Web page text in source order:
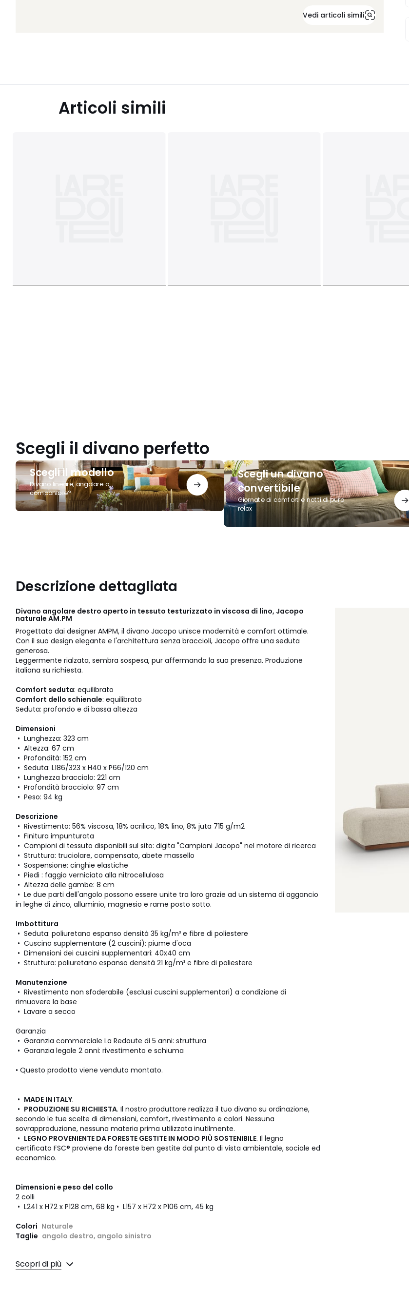
Vedi articoli simili
Articoli simili
Scegli il divano perfetto
Scegli il modello
Divano lineare, angolare o
componibile?
Scegli
il
modello
Scegli un divano
convertibile
Giornate di comfort e notti di puro
relax
Scegli
un
divano
convertibile
Descrizione dettagliata
Divano angolare destro aperto in tessuto testurizzato in viscosa di lino, Jacopo
naturale AM.PM
Progettato dai designer AMPM, il divano Jacopo unisce modernità e comfort ottimale.
Con il suo design elegante e l'architettura senza braccioli, Jacopo offre una seduta
generosa.
Leggermente rialzata, sembra sospesa, pur affermando la sua presenza. Produzione
italiana su richiesta.
Comfort seduta: equilibrato
Comfort dello schienale: equilibrato
Seduta: profondo e di bassa altezza
Dimensioni
• Lunghezza: 323 cm
• Altezza: 67 cm
• Profondità: 152 cm
• Seduta: L186/323 x H40 x P66/120 cm
• Lunghezza bracciolo: 221 cm
• Profondità bracciolo: 97 cm
• Peso: 94 kg
Descrizione
• Rivestimento: 56% viscosa, 18% acrilico, 18% lino, 8% juta 715 g/m2
• Finitura impunturata
• Campioni di tessuto disponibili sul sito: digita "Campioni Jacopo" nel motore di ricerca
• Struttura: truciolare, compensato, abete massello
• Sospensione: cinghie elastiche
• Piedi : faggio verniciato alla nitrocellulosa
• Altezza delle gambe: 8 cm
• Le due parti dell'angolo possono essere unite tra loro grazie ad un sistema di aggancio
in leghe di zinco, alluminio, magnesio e rame posto sotto.
Imbottitura
• Seduta: poliuretano espanso densità 35 kg/m³ e fibre di poliestere
• Cuscino supplementare (2 cuscini): piume d'oca
• Dimensioni dei cuscini supplementari: 40x40 cm
• Struttura: poliuretano espanso densità 21 kg/m³ e fibre di poliestere
Manutenzione
• Rivestimento non sfoderabile (esclusi cuscini supplementari) a condizione di
rimuovere la base
• Lavare a secco
Garanzia
• Garanzia commerciale La Redoute di 5 anni: struttura
• Garanzia legale 2 anni: rivestimento e schiuma
• Questo prodotto viene venduto montato.
• MADE IN ITALY.
• PRODUZIONE SU RICHIESTA. Il nostro produttore realizza il tuo divano su ordinazione,
secondo le tue scelte di dimensioni, comfort, rivestimento e colori. Nessuna
sovrapproduzione, nessuna materia prima utilizzata inutilmente.
• LEGNO PROVENIENTE DA FORESTE GESTITE IN MODO PIÙ SOSTENIBILE. Il legno
certificato FSC® proviene da foreste ben gestite dal punto di vista ambientale, sociale ed
economico.
Dimensioni e peso del collo
2 colli
• L241 x H72 x P128 cm, 68 kg • L157 x H72 x P106 cm, 45 kg
Colori Naturale
Taglie angolo destro, angolo sinistro
Scopri di più